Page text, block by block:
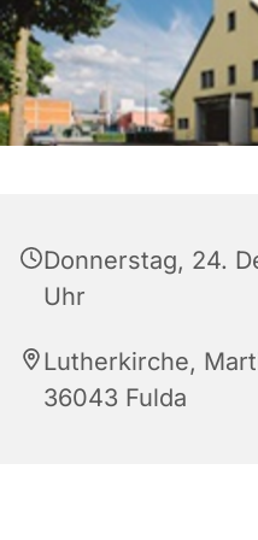
Donnerstag, 24.
Uhr
Lutherkirche,
36043 Fulda